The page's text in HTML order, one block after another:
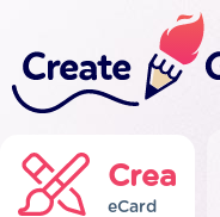
Crea
eCard